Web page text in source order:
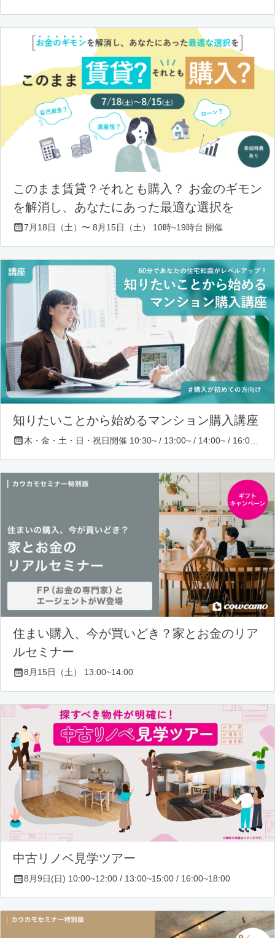
このまま賃貸？それとも購入？ お金のギモン
を解消し、あなたにあった最適な選択を
7月18日（土）〜 8月15日（土） 10時~19時台 開催
知りたいことから始めるマンション購入講座
住まい購入、今が買いどき？家とお金のリア
ルセミナー
8月15日（土） 13:00~14:00
中古リノベ見学ツアー
8月9日(日) 10:00~12:00 / 13:00~15:00 / 16:00~18:00